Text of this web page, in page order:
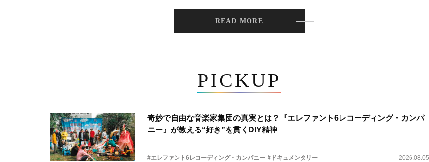
READ MORE
PICKUP
奇妙で自由な音楽家集団の真実とは？『エレファント6レコーディング・カンパ
ニー』が教える“好き”を貫くDIY精神
#エレファント6レコーディング・カンパニー #ドキュメンタリー 2026.08.05